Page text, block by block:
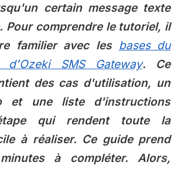
certain message texte
Pour comprendre le tutoriel, il
familier avec les bases du
d'Ozeki SMS Gateway. Ce
des cas d'utilisation, un
et une liste d'instructions
qui rendent toute la
à réaliser. Ce guide prend
à compléter. Alors,